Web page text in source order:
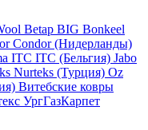
Betap BIG Bonkeel
Condor (Нидерланды)
ITC ITC (Бельгия) Jabo
Nurteks (Турция) Oz
Витебские ковры
УргГазКарпет